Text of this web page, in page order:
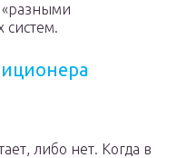
«разными
систем.
либо нет. Когда в